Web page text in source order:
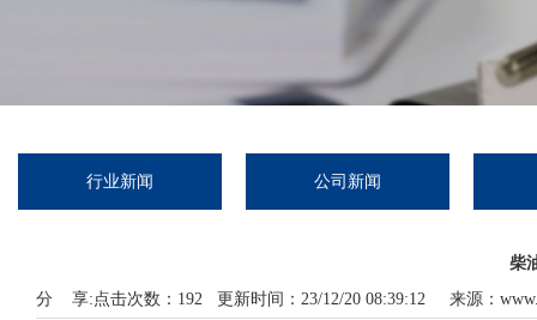
行业新闻 公司新闻
柴
点击次数： 192 更新时间：23/12/20 08:39:12 来源：
分 享: